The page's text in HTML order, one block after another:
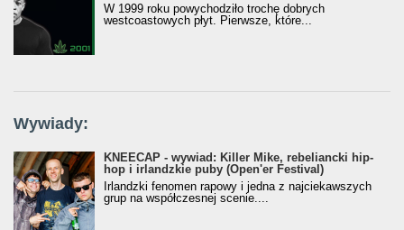
W 1999 roku powychodziło trochę dobrych
westcoastowych płyt. Pierwsze, które...
Wywiady:
KNEECAP - wywiad: Killer Mike, rebeliancki hip-
hop i irlandzkie puby (Open'er Festival)
Irlandzki fenomen rapowy i jedna z najciekawszych
grup na współczesnej scenie....